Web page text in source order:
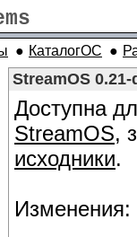
● КаталогОС ●
StreamOS 0.21-
Доступна
StreamOS,
исходники.
Изменения: